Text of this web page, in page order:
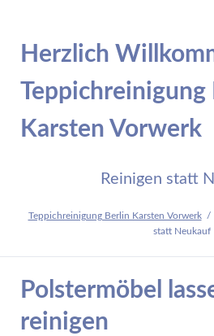
Herzlich
Teppichreinigung
Karsten Vorwerk
Reinigen statt
Teppichreinigung Berlin Karsten Vorwerk
statt Neukauf
Polstermöbel
reinigen